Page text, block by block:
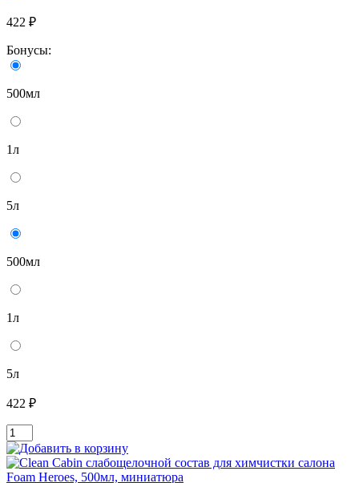
422 ₽
Бонусы:
500мл
1л
5л
500мл
1л
5л
422 ₽